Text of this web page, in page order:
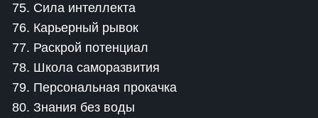
75. Сила интеллекта
76. Карьерный рывок
77. Раскрой потенциал
78. Школа саморазвития
79. Персональная прокачка
80. Знания без воды